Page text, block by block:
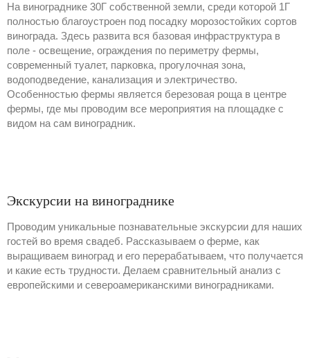
На винограднике 30Г собственной земли, среди которой 1Г
полностью благоустроен под посадку морозостойких сортов
винограда. Здесь развита вся базовая инфраструктура в
поле - освещение, ограждения по периметру фермы,
современный туалет, парковка, прогулочная зона,
водоподведение, канализация и электричество.
Особенностью фермы является березовая роща в центре
фермы, где мы проводим все мероприятия на площадке с
видом на сам виноградник.
Экскурсии на винограднике
Проводим уникальные познавательные экскурсии для наших
гостей во время свадеб. Рассказываем о ферме, как
выращиваем виноград и его перерабатываем, что получается
и какие есть трудности. Делаем сравнительный анализ с
европейскими и североамериканскими виноградниками.